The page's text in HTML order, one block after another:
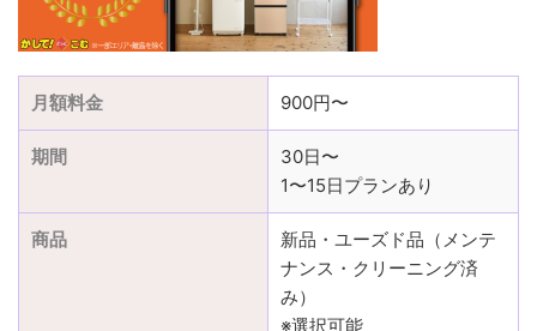
月額料金 900円〜
期間
30日〜
1〜15日プランあり
商品
新品・ユーズド品（メンテ
ナンス・クリーニング済
み）
※選択可能